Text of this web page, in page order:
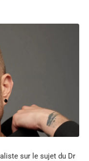
sur le sujet du Dr